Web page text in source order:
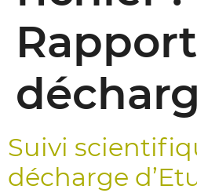
Rapport
Suivi
décharge